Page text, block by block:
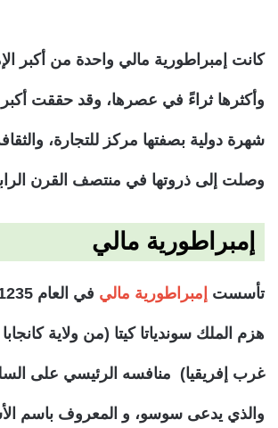
كانت إمبراطورية مالي واحدة من أكبر
وأكثرها ثراءً في عصرها، وقد حققت أكبر
شهرة دولية بصفتها مركز للتجارة،
وصلت إلى ذروتها في منتصف القرن
إمبراطورية مالي
تأسست إمبراطورية مالي
هزم الملك سوندياتا كيتا (من ولاية
غرب إفريقيا) منافسه الرئيسي على
والذي يدعى سوسو، و المعروف باسم